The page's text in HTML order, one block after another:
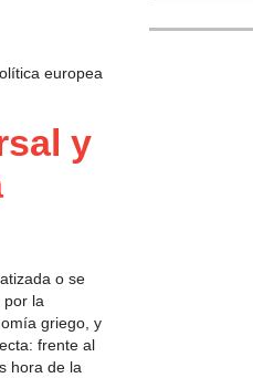
europea
y
o se
por la
griego, y
frente al
hora de la